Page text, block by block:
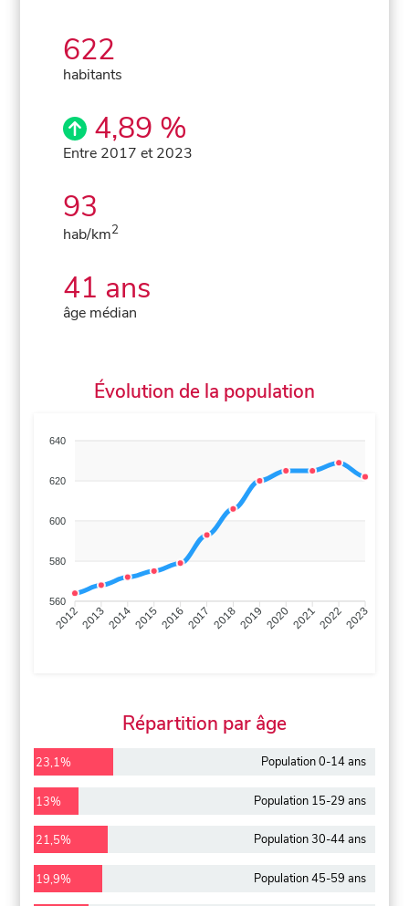
622
habitants
4,89 %
Entre 2017 et 2023
93
hab/km2
41 ans
âge médian
Évolution de la population
640
620
600
580
560
201220132014201520162017 20182019 2020202120222023
Répartition par âge
23,1% Population 0-14 ans
13% Population 15-29 ans
21,5% Population 30-44 ans
19,9% Population 45-59 ans